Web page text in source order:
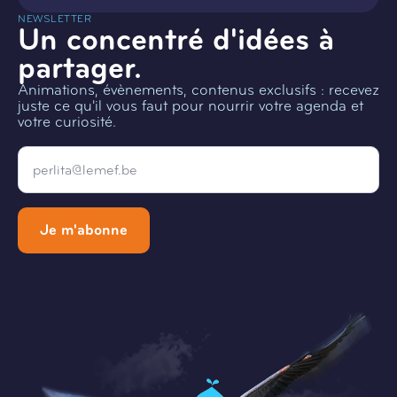
NEWSLETTER
Un concentré d'idées à
partager.
Animations, évènements, contenus exclusifs : recevez
juste ce qu'il vous faut pour nourrir votre agenda et
votre curiosité.
Email
Je m'abonne